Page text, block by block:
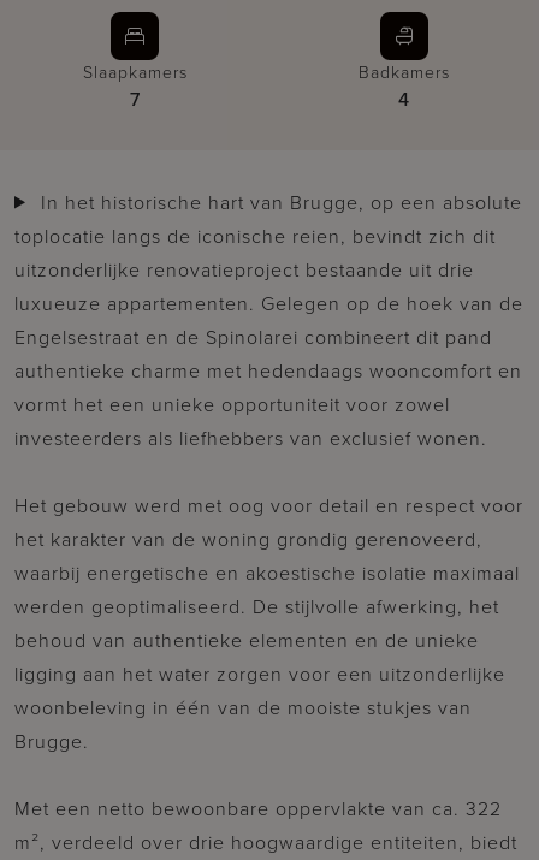
Slaapkamers
7
Badkamers
4
toplocatie langs de iconische reien, bevindt zich dit
uitzonderlijke renovatieproject bestaande uit drie
luxueuze appartementen. Gelegen op de hoek van de
Engelsestraat en de Spinolarei combineert dit pand
authentieke charme met hedendaags wooncomfort en
vormt het een unieke opportuniteit voor zowel
investeerders als liefhebbers van exclusief wonen.
Het gebouw werd met oog voor detail en respect voor
het karakter van de woning grondig gerenoveerd,
waarbij energetische en akoestische isolatie maximaal
werden geoptimaliseerd. De stijlvolle afwerking, het
behoud van authentieke elementen en de unieke
ligging aan het water zorgen voor een uitzonderlijke
woonbeleving in één van de mooiste stukjes van
Brugge.
Met een netto bewoonbare oppervlakte van ca. 322
m², verdeeld over drie hoogwaardige entiteiten, biedt